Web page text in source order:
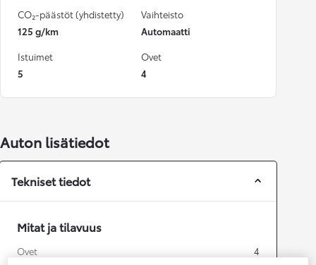
CO₂-päästöt (yhdistetty)
125 g/km
Vaihteisto
Automaatti
Istuimet
5
Ovet
4
Auton lisätiedot
Tekniset tiedot
Mitat ja tilavuus
Ovet
4